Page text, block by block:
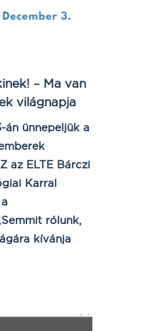
– Ma van
világnapja
án ünnepeljük a
az ELTE Bárczi
Karral
rólunk,
kívánja